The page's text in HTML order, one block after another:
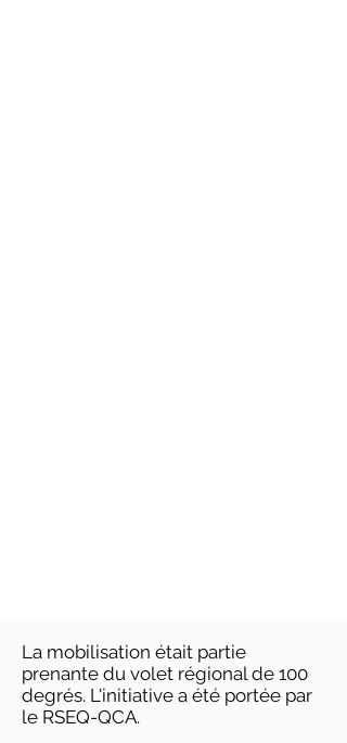
La mobilisation était partie
prenante du volet régional de 100
degrés. L'initiative a été portée par
le RSEQ-QCA.